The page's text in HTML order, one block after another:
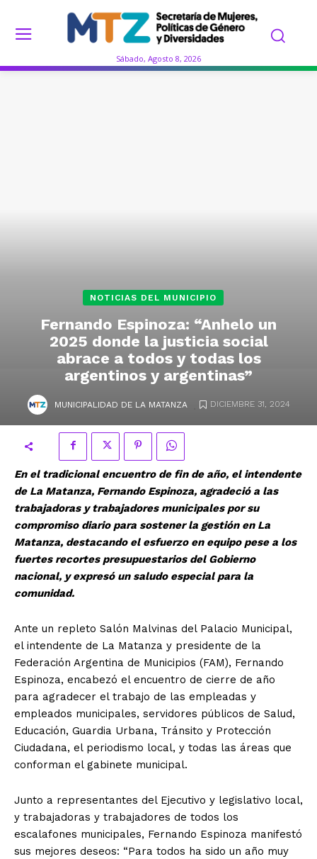
Sábado, Agosto 8, 2026
NOTICIAS DEL MUNICIPIO
Fernando Espinoza: “Anhelo un
2025 donde la justicia social
abrace a todos y todas los
argentinos y argentinas”
MUNICIPALIDAD DE LA MATANZA DICIEMBRE 31, 2024
En el tradicional encuentro de fin de año, el intendente
de La Matanza, Fernando Espinoza, agradeció a las
trabajadoras y trabajadores municipales por su
compromiso diario para sostener la gestión en La
Matanza, destacando el esfuerzo en equipo pese a los
fuertes recortes presupuestarios del Gobierno
nacional, y expresó un saludo especial para la
comunidad.
Ante un repleto Salón Malvinas del Palacio Municipal,
el intendente de La Matanza y presidente de la
Federación Argentina de Municipios (FAM), Fernando
Espinoza, encabezó el encuentro de cierre de año
para agradecer el trabajo de las empleadas y
empleados municipales, servidores públicos de Salud,
Educación, Guardia Urbana, Tránsito y Protección
Ciudadana, el periodismo local, y todas las áreas que
conforman el gabinete municipal.
Junto a representantes del Ejecutivo y legislativo local,
y trabajadoras y trabajadores de todos los
escalafones municipales, Fernando Espinoza manifestó
sus mejores deseos: “Para todos ha sido un año muy